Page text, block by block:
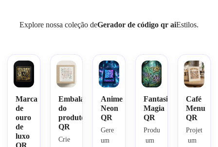
Explore nossa coleção deGerador de código qr aiEstilos.
Marca
de
ouro
de
luxo
Embalagem
do
produto
QR
Crie
Anime
Neon
QR
Gere
um
Fantasia
Magia
QR
Produza
um
Café
Menu
QR
Projete
um